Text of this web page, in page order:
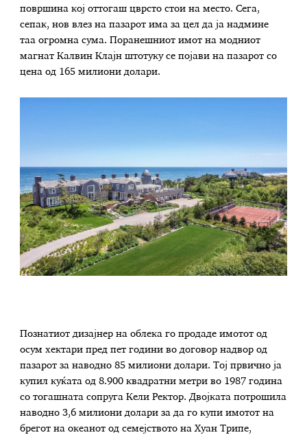
површина кој оттогаш цврсто стои на место. Сега,
сепак, нов влез на пазарот има за цел да ја надмине
таа огромна сума. Поранешниот имот на модниот
магнат Калвин Клајн штотуку се појави на пазарот со
цена од 165 милиони долари.
Познатиот дизајнер на облека го продаде имотот од
осум хектари пред пет години во договор надвор од
пазарот за наводно 85 милиони долари. Тој првично ја
купил куќата од 8.900 квадратни метри во 1987 година
со тогашната сопруга Кели Ректор. Двојката потрошила
наводно 3,6 милиони долари за да го купи имотот на
брегот на океанот од семејството на Хуан Трипе,